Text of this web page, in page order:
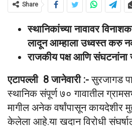
Share
स्थानिकांच्या नावावर
लादून आम्हाला उध्वस्त करु
राजकीय पक्ष आणि संघटनांना
एटापल्ली 8 जानेवारी :-सुरजागड
स्थानिक संपूर्ण ७० गावातील
मागील अनेक वर्षांपासून कायदेशीर
केलेला आहे.या खदान विरोधी